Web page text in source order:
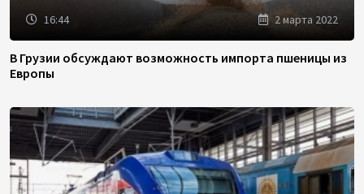
16:44 2 марта 2022
В Грузии обсуждают возможность импорта пшеницы из
Европы